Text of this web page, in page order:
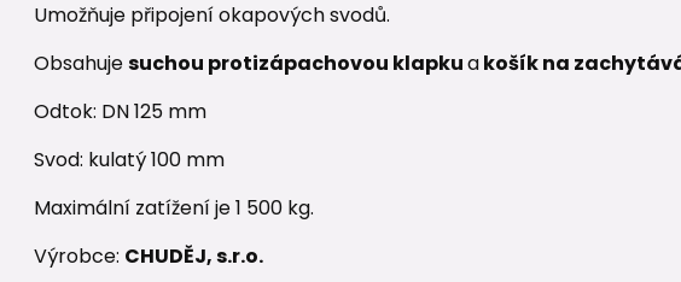
Umožňuje připojení okapových svodů.
Obsahujesuchou protizápachovou klapkuakošík na
Odtok: DN 125 mm
Svod: kulatý 100 mm
Maximální zatížení je 1 500 kg.
Výrobce: CHUDĚJ, s.r.o.